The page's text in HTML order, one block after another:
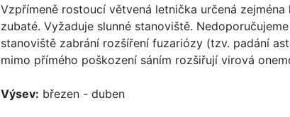
Vzpřímeně rostoucí větvená letnička určená
zubaté. Vyžaduje slunné stanoviště.
stanoviště zabrání rozšíření fuzariózy (tzv. padání
mimo přímého poškození sáním rozšiřují virová
Výsev: březen - duben